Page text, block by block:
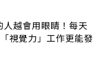
人越會用眼睛！每天
視覺力」工作更能發